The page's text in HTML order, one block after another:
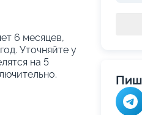
6 месяцев,
Уточняйте у
на 5